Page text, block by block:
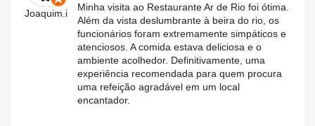
Joaquim.i
Minha visita ao Restaurante Ar de Rio foi ótima.
Além da vista deslumbrante à beira do rio, os
funcionários foram extremamente simpáticos e
atenciosos. A comida estava deliciosa e o
ambiente acolhedor. Definitivamente, uma
experiência recomendada para quem procura
uma refeição agradável em um local
encantador.